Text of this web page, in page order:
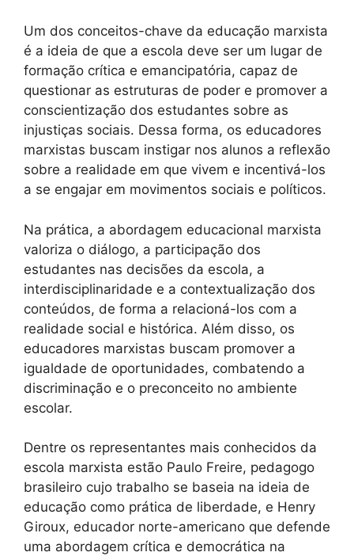
Um dos conceitos-chave da educação marxista
é a ideia de que a escola deve ser um lugar de
formação crítica e emancipatória, capaz de
questionar as estruturas de poder e promover a
conscientização dos estudantes sobre as
injustiças sociais. Dessa forma, os educadores
marxistas buscam instigar nos alunos a reflexão
sobre a realidade em que vivem e incentivá-los
a se engajar em movimentos sociais e políticos.
Na prática, a abordagem educacional marxista
valoriza o diálogo, a participação dos
estudantes nas decisões da escola, a
interdisciplinaridade e a contextualização dos
conteúdos, de forma a relacioná-los com a
realidade social e histórica. Além disso, os
educadores marxistas buscam promover a
igualdade de oportunidades, combatendo a
discriminação e o preconceito no ambiente
escolar.
Dentre os representantes mais conhecidos da
escola marxista estão Paulo Freire, pedagogo
brasileiro cujo trabalho se baseia na ideia de
educação como prática de liberdade, e Henry
Giroux, educador norte-americano que defende
uma abordagem crítica e democrática na